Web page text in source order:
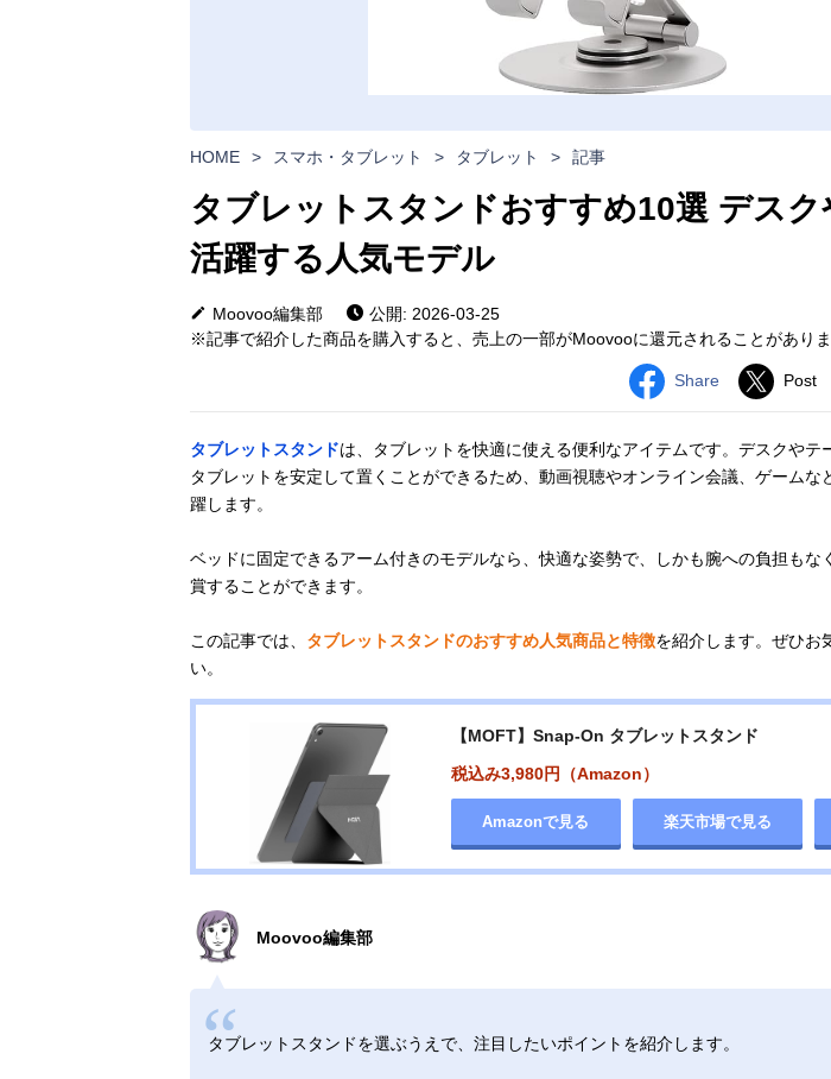
HOME > スマホ・タブレット > タブレット > 記事
タブレットスタンドおすすめ10選 デス
活躍する人気モデル
Moovoo編集部
公開: 2026-03-25
※記事で紹介した商品を購入すると、売上の一部がMoovooに還元されることがありま
Share Post
タブレットスタンドは、タブレットを快適に使える便利なアイテムです。デスクやテ
タブレットを安定して置くことができるため、動画視聴やオンライン会議、ゲームな
躍します。
ベッドに固定できるアーム付きのモデルなら、快適な姿勢で、しかも腕への負担もな
賞することができます。
この記事では、 タブレットスタンドのおすすめ人気商品と特徴を紹介します。ぜひお
い。
【MOFT】Snap-On タブレットスタンド
税込み3,980円（Amazon）
Amazonで見る 楽天市場で見る
Moovoo編集部
タブレットスタンドを選ぶうえで、注目したいポイントを紹介します。